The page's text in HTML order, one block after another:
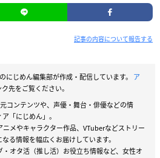
記事の内容について報告する
のにじめん編集部が作成・配信しています。 ア
先をご覧ください。
コンテンツや、声優・舞台・俳優などの情
「にじめん」。
メやキャラクター作品、VTuberなどストリー
る情報を幅広くお届けしています。
オタ活（推し活）お役立ち情報など、女性オ